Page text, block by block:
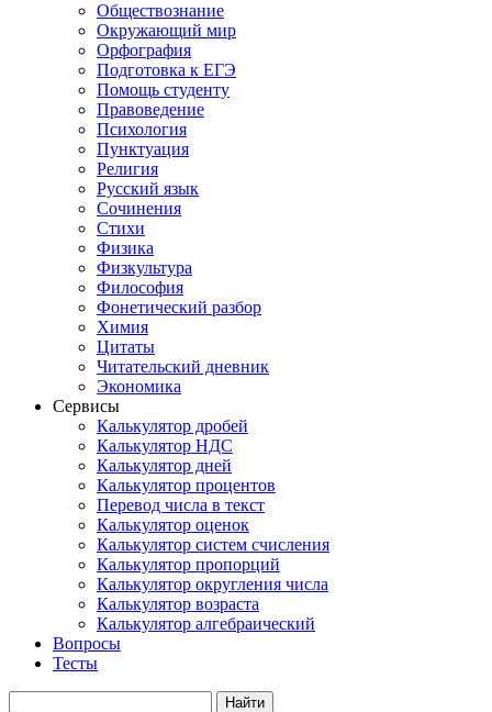
Обществознание
Окружающий мир
Орфография
Подготовка к ЕГЭ
Помощь студенту
Правоведение
Психология
Пунктуация
Религия
Русский язык
Сочинения
Стихи
Физика
Физкультура
Философия
Фонетический разбор
Химия
Цитаты
Читательский дневник
Экономика
Сервисы
Калькулятор дробей
Калькулятор НДС
Калькулятор дней
Калькулятор процентов
Перевод числа в текст
Калькулятор оценок
Калькулятор систем счисления
Калькулятор пропорций
Калькулятор округления числа
Калькулятор возраста
Калькулятор алгебраический
Вопросы
Тесты
Найти